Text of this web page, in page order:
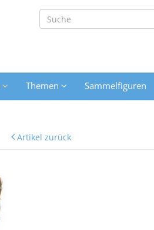
Themen Sammelfiguren
Artikel zurück